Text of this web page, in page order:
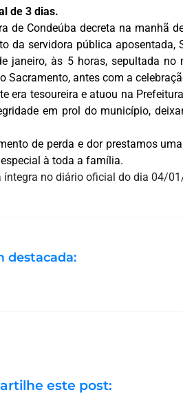
de 3 dias.
de Condeúba decreta na manhã
da servidora pública aposentada,
janeiro, às 5 horas, sepultada
Sacramento, antes com a
era tesoureira e atuou na
em prol do município,
de perda e dor prestamos
à toda a família.
íntegra no diário oficial do dia 04/
destacada:
este post: